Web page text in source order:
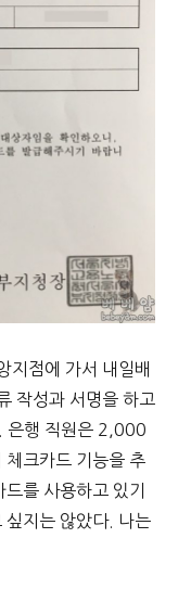
지점에 가서 내일배
작성과 서명을 하고
은행 직원은 2,000
체크카드 기능을 추
를 사용하고 있기
지는 않았다. 나는